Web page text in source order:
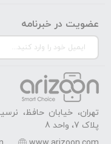
عضویت در خبرنامه
تهران، خیابان حافظ،
پلاک 7، واحد 8